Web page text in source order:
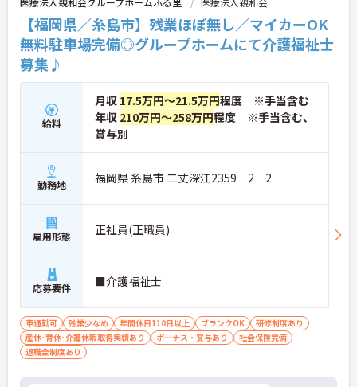
【福岡県／糸島市】残業ほぼ無し／マイカーOK
無料駐車場完備◎グループホームにて介護福祉士
募集♪
給料
月収 17.5万円～21.5万円程度 ※手当含む
年収 210万円～258万円程度 ※手当含む、
賞与別
勤務地 福岡県 糸島市 二丈深江2359－2－2
雇用形態 正社員(正職員)
応募要件 ■介護福祉士
車通勤可 残業少なめ 年間休日110日以上 ブランクOK
研修制度あり
産休･育休･介護休暇取得実績あり
ボーナス・賞与あり
社会保険完備
退職金制度あり